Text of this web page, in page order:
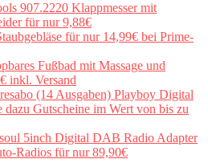
907.2220 Klappmesser mit
für nur 9,88€
für nur 14,99€ bei Prime-
Fußbad mit Massage und
inkl. Versand
(14 Ausgaben) Playboy Digital
dazu Gutscheine im Wert von bis zu
5inch Digital DAB Radio Adapter
Radios für nur 89,90€